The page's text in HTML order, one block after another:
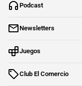
Podcast
Newsletters
Juegos
Club El Comercio